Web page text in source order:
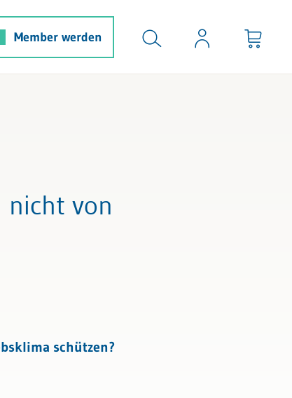
Member werden
nicht von
schützen?